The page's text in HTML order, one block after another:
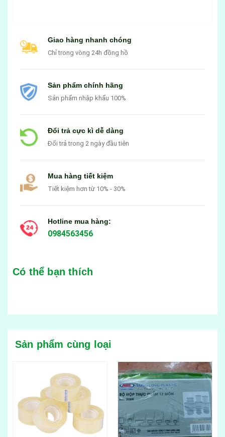
Giao hàng nhanh chóng
Chỉ trong vòng 24h đồng hồ
Sản phẩm chính hãng
Sản phẩm nhập khẩu 100%
Đổi trả cực kì dễ dàng
Đổi trả trong 2 ngày đầu tiên
Mua hàng tiết kiệm
Tiết kiệm hơn từ 10% - 30%
Hotline mua hàng:
0984563456
Có thể bạn thích
Sản phẩm cùng loại